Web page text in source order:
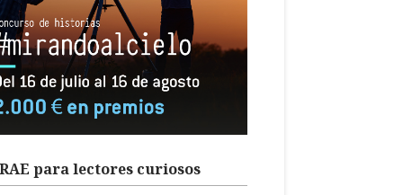
para lectores curiosos